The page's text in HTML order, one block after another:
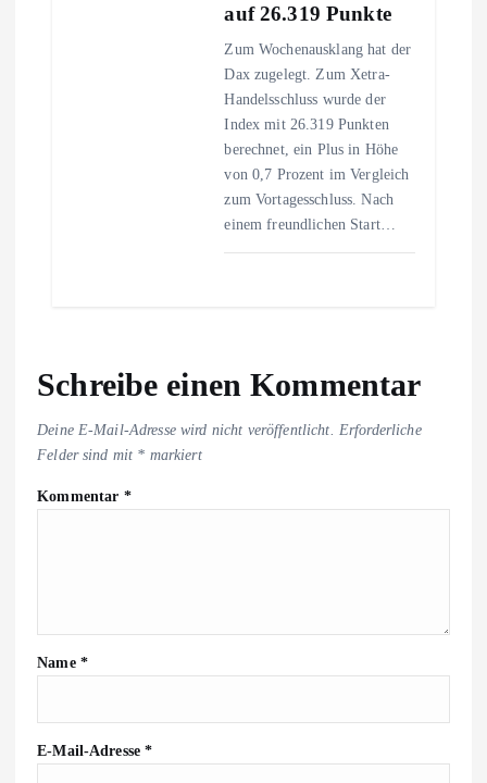
auf 26.319 Punkte
Zum Wochenausklang hat der
Dax zugelegt. Zum Xetra-
Handelsschluss wurde der
Index mit 26.319 Punkten
berechnet, ein Plus in Höhe
von 0,7 Prozent im Vergleich
zum Vortagesschluss. Nach
einem freundlichen Start…
Schreibe einen Kommentar
Deine E-Mail-Adresse wird nicht veröffentlicht. Erforderliche
Felder sind mit * markiert
Kommentar *
Name *
E-Mail-Adresse*